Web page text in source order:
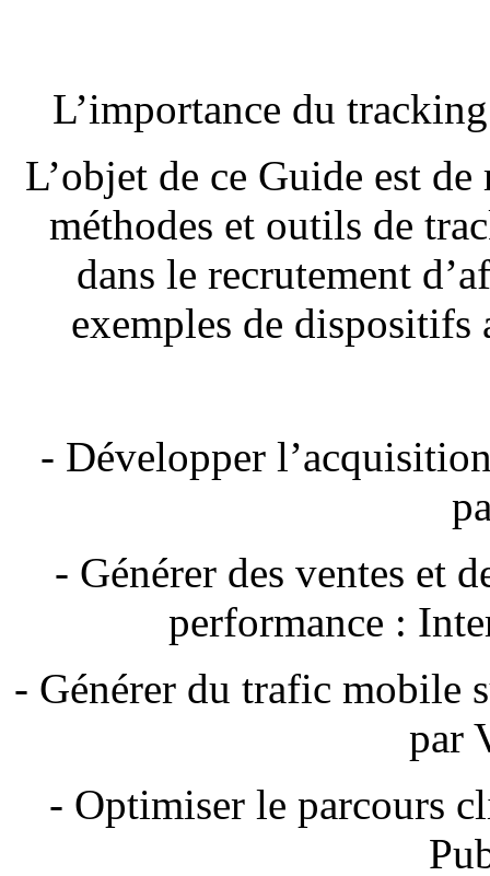
L’importance du
L’objet de ce Guide est
méthodes et outils de
dans le recrutement
exemples de dispositifs
- Développer
- Générer des ventes et
performance :
- Générer du trafic mobile
par
- Optimiser le parcours